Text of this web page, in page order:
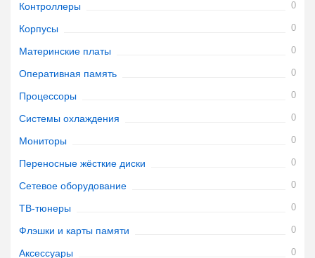
Контроллеры 0
Корпусы 0
Материнские платы 0
Оперативная память 0
Процессоры 0
Системы охлаждения 0
Мониторы 0
Переносные жёсткие диски 0
Сетевое оборудование 0
ТВ-тюнеры 0
Флэшки и карты памяти 0
Аксессуары 0